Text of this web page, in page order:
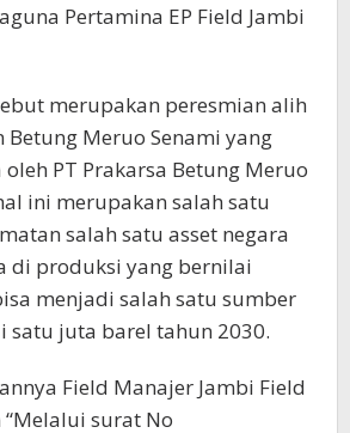
Pertamina EP Field Jambi
merupakan peresmian alih
Betung Meruo Senami yang
PT Prakarsa Betung Meruo
ini merupakan salah satu
salah satu asset negara
di produksi yang bernilai
menjadi salah satu sumber
satu juta barel tahun 2030.
Field Manajer Jambi Field
surat No